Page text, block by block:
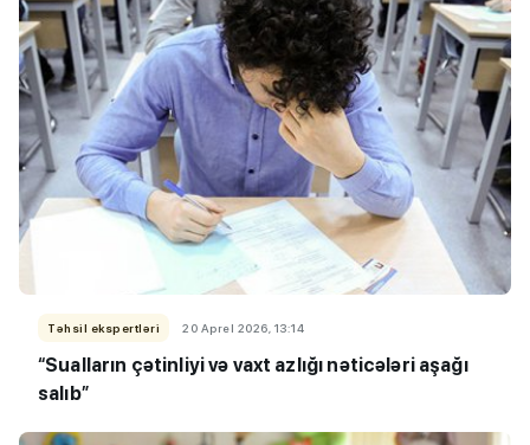
Təhsil ekspertləri 20 Aprel 2026, 13:14
“Sualların çətinliyi və vaxt azlığı nəticələri aşağı
salıb”